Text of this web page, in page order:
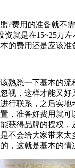
费用的准备就不需
资就是在15~25万左
的费用还是应该准
悉一下基本的流
视，这样才能又好
行联系，之后实地
，准备好费用就可
获得品牌的授权，
不会给大家带来太
，这就是基本的情